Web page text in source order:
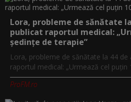
Lora, probleme de sănătate
publicat raportul medical:
ședințe de terapie”
Lora, probleme de sănătate la 44 de
raportul medical: „Urmează cel puțin
ProFM.ro